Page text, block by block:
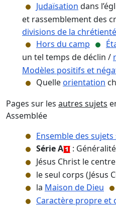
Judaïsation dans
et rassemblement des
divisions de la chrétienté
Hors du camp
un tel temps de déclin /
Modèles positifs et
Quelleorientation
Pages sur les autres sujets
Assemblée
Ensemble des sujets
Série A
:
Jésus Christ le centre
le seul corps (Jésus
la Maison de Dieu
Caractère propre et